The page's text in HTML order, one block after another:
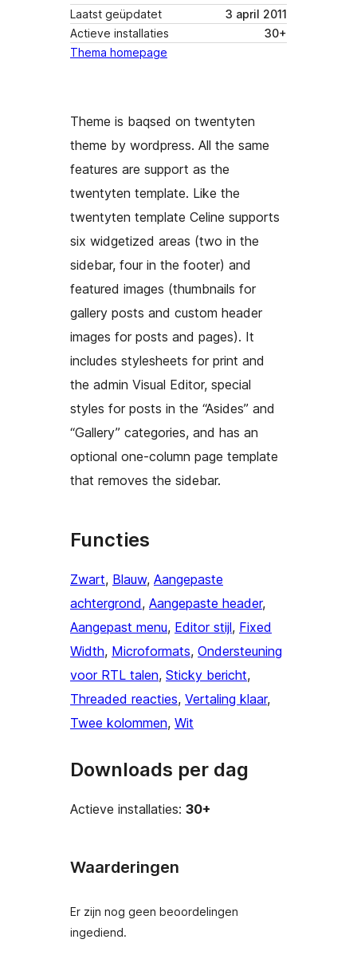
Laatst geüpdatet
3 april 2011
Actieve installaties
30+
Thema homepage
Theme is baqsed on twentyten
theme by wordpress. All the same
features are support as the
twentyten template. Like the
twentyten template Celine supports
six widgetized areas (two in the
sidebar, four in the footer) and
featured images (thumbnails for
gallery posts and custom header
images for posts and pages). It
includes stylesheets for print and
the admin Visual Editor, special
styles for posts in the “Asides” and
“Gallery” categories, and has an
optional one-column page template
that removes the sidebar.
Functies
Zwart, Blauw, Aangepaste
achtergrond, Aangepaste header
Aangepast menu, Editor stijl, Fixed
Width, Microformats, Ondersteuning
voor RTL talen, Sticky bericht
Threaded reacties, Vertaling klaar
Twee kolommen, Wit
Downloads per dag
Actieve installaties: 30+
Waarderingen
Er zijn nog geen beoordelingen
ingediend.